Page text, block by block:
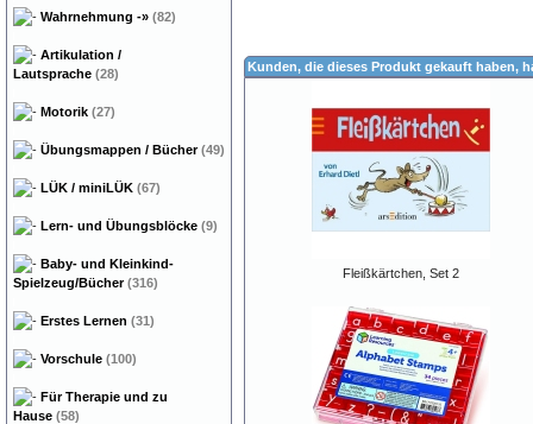
Kunden, die dieses Produkt gekauft haben,
Fleißkärtchen, Set 2
Wahrnehmung -» (82)
Artikulation /
Lautsprache (28)
Motorik (27)
Übungsmappen / Bücher(49)
LÜK / miniLÜK (67)
Lern- und Übungsblöcke (9)
Baby- und Kleinkind-
Spielzeug/Bücher(316)
Erstes Lernen (31)
Vorschule (100)
Für Therapie und zu
Hause (58)